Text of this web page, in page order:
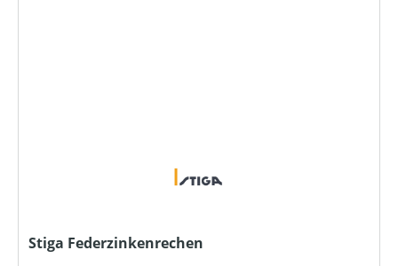
Stiga Federzinkenrechen